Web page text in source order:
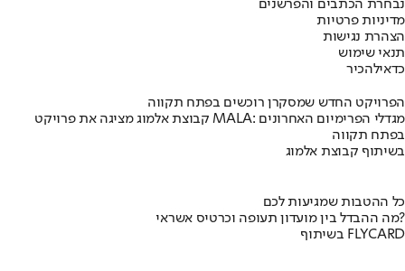
נבחרת הכתבים והפרשנים
מדיניות פרטיות
הצהרת נגישות
תנאי שימוש
כדאילהכיר
הפרויקט החדש שמסקרן רוכשים בפתח תקווה
קבוצת אלמוג מציגה את פרויקט MALA: מגדלי הפרימיום האחרונים
בפתח תקווה
בשיתוף קבוצת אלמוג
כל ההטבות שמגיעות לכם
מה ההבדל בין מועדון תעופה וכרטיס אשראי?
בשיתוף FLYCARD